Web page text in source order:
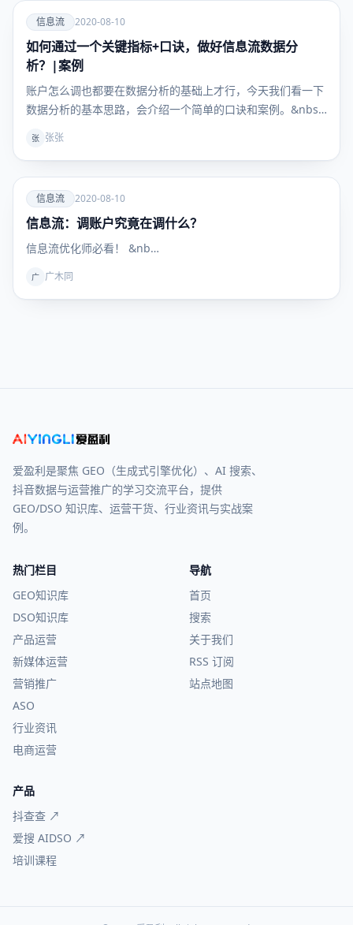
爱
信息流
信息流 2020-08-10
如何通过一个关键指标+口诀，做好信息流数据分
析？|案例
账户怎么调也都要在数据分析的基础上才行，今天我们看一下
数据分析的基本思路，会介绍一个简单的口诀和案例。&nbs…
张 张张
爱
信息流
信息流 2020-08-10
信息流：调账户究竟在调什么？
信息流优化师必看！ &nb…
广 广木同
爱盈利是聚焦 GEO（生成式引擎优化）、AI 搜索、
抖音数据与运营推广的学习交流平台，提供
GEO/DSO 知识库、运营干货、行业资讯与实战案
例。
热门栏目
GEO知识库
DSO知识库
产品运营
新媒体运营
营销推广
ASO
行业资讯
电商运营
导航
首页
搜索
关于我们
RSS 订阅
站点地图
产品
抖查查 ↗
爱搜 AIDSO ↗
培训课程